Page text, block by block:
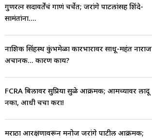
गुणरत्न सदावर्तेंचं गाणं चर्चेत; जरांगे पाटलांसह शिंदे-
सामंतांना....
नाशिक सिंहस्थ कुंभमेळा कारभारावर साधू-महंत
अचानक... कारण काय?
FCRA बिलावर सुप्रिया सुळे आक्रमक; आमच्यावर लादू
नका, आधी चर्चा करा!
मराठा आरक्षणावरून मनोज जरांगे पाटील आक्रमक;